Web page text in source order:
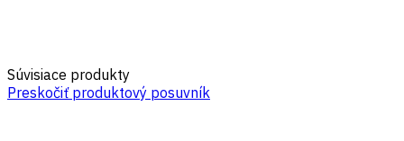
Súvisiace produkty
Preskočiť produktový posuvník